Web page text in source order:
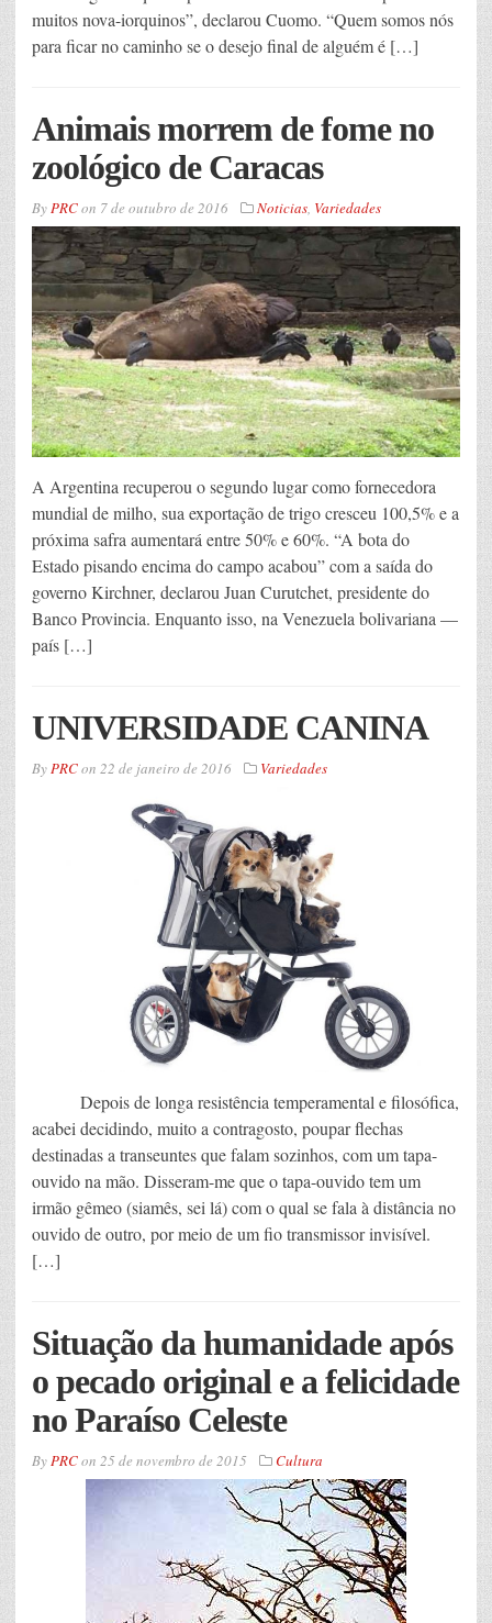
muitos nova-iorquinos”, declarou Cuomo. “Quem somos nós
para ficar no caminho se o desejo final de alguém é […]
Animais morrem de fome no
zoológico de Caracas
ByPRCon 7 de outubro de 2016 Noticias, Variedades
A Argentina recuperou o segundo lugar como fornecedora
mundial de milho, sua exportação de trigo cresceu 100,5% e a
próxima safra aumentará entre 50% e 60%. “A bota do
Estado pisando encima do campo acabou” com a saída do
governo Kirchner, declarou Juan Curutchet, presidente do
Banco Provincia. Enquanto isso, na Venezuela bolivariana —
país […]
UNIVERSIDADE CANINA
ByPRCon 22 de janeiro de 2016 Variedades
Depois de longa resistência temperamental e filosófica,
acabei decidindo, muito a contragosto, poupar flechas
destinadas a transeuntes que falam sozinhos, com um tapa-
ouvido na mão. Disseram-me que o tapa-ouvido tem um
irmão gêmeo (siamês, sei lá) com o qual se fala à distância no
ouvido de outro, por meio de um fio transmissor invisível.
[…]
Situação da humanidade após
o pecado original e a felicidade
no Paraíso Celeste
ByPRCon 25 de novembro de 2015 Cultura